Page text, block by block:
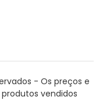
- Os preços e
vendidos